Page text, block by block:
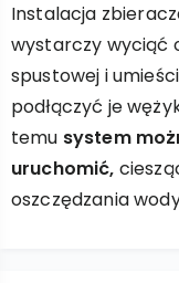
Instalacja
wystarczy wyciąć
spustowej i
podłączyć je
temu system
uruchomić,
oszczędzania